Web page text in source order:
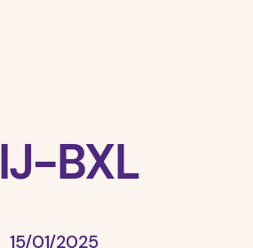
IJ-BXL
15/01/2025